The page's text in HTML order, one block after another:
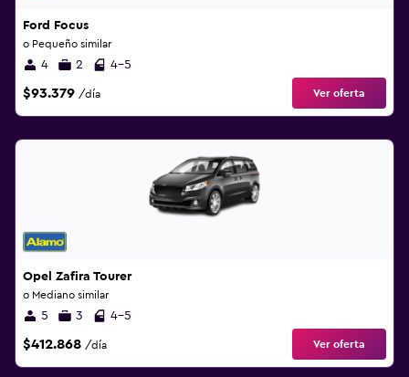
Ford Focus
o Pequeño similar
4 2 4-5
$93.379 /día Ver oferta
Opel Zafira Tourer
o Mediano similar
5 3 4-5
$412.868 /día Ver oferta